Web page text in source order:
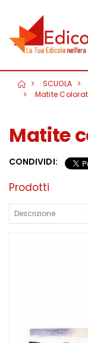
SCUOLA
Matite
Matite
CONDIVIDI:
Prodotti